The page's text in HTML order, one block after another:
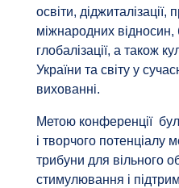
освіти,
міжнародних відносин,
глобалізації, а також
України та світу у
вихованні.
Метою конференції
і творчого потенціалу
трибуни для вільного
стимулювання і